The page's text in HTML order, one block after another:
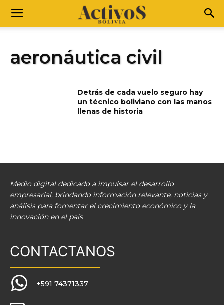
aeronáutica civil
Detrás de cada vuelo seguro hay
un técnico boliviano con las manos
llenas de historia
Medio digital dedicado a impulsar el desarrollo
empresarial, brindando información relevante, noticias y
análisis para fomentar el crecimiento económico y la
innovación en el país
CONTACTANOS
+591 74371337